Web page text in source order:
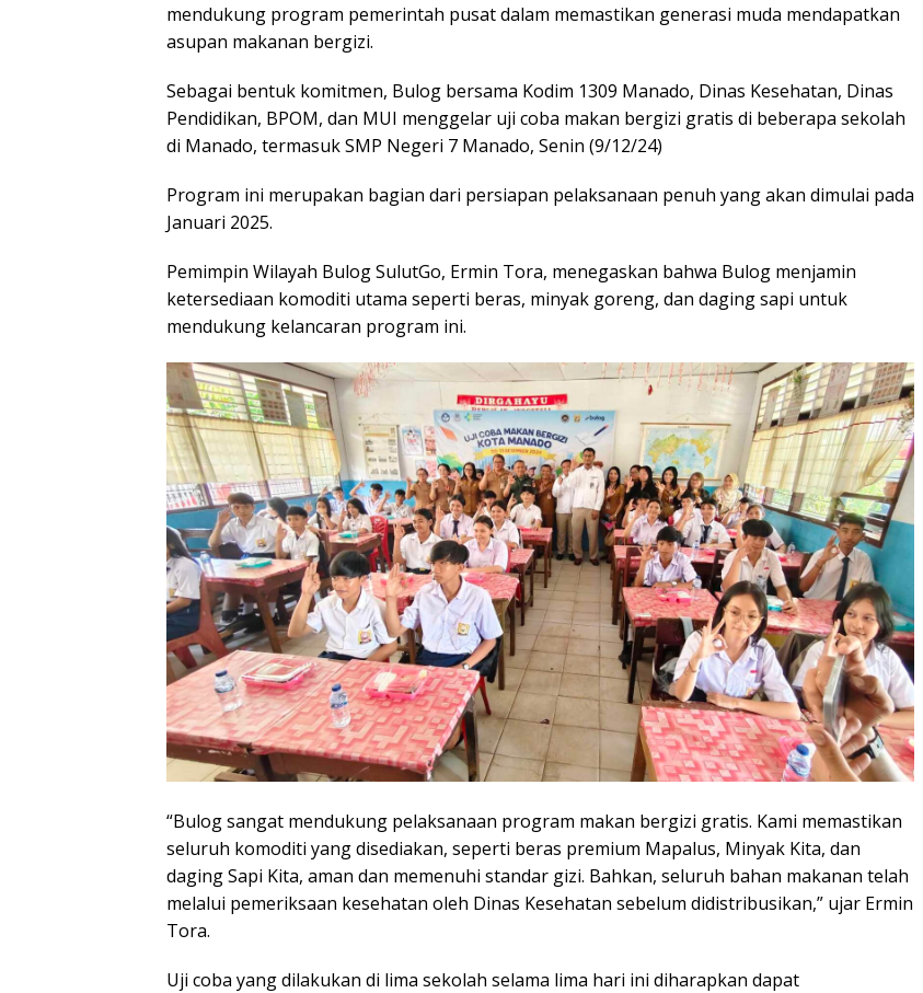
mendukung program pemerintah pusat dalam memastikan generasi muda mendapatkan
asupan makanan bergizi.
Sebagai bentuk komitmen, Bulog bersama Kodim 1309 Manado, Dinas Kesehatan, Dinas
Pendidikan, BPOM, dan MUI menggelar uji coba makan bergizi gratis di beberapa sekolah
di Manado, termasuk SMP Negeri 7 Manado, Senin (9/12/24)
Program ini merupakan bagian dari persiapan pelaksanaan penuh yang akan dimulai pada
Januari 2025.
Pemimpin Wilayah Bulog SulutGo, Ermin Tora, menegaskan bahwa Bulog menjamin
ketersediaan komoditi utama seperti beras, minyak goreng, dan daging sapi untuk
mendukung kelancaran program ini.
“Bulog sangat mendukung pelaksanaan program makan bergizi gratis. Kami memastikan
seluruh komoditi yang disediakan, seperti beras premium Mapalus, Minyak Kita, dan
daging Sapi Kita, aman dan memenuhi standar gizi. Bahkan, seluruh bahan makanan telah
melalui pemeriksaan kesehatan oleh Dinas Kesehatan sebelum didistribusikan,” ujar Ermin
Tora.
Uji coba yang dilakukan di lima sekolah selama lima hari ini diharapkan dapat